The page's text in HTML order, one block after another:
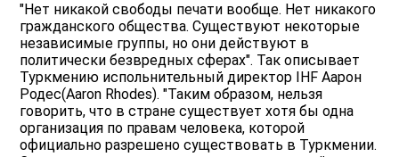
"Нет никакой свободы печати вообще. Нет никакого
гражданского общества. Существуют некоторые
независимые группы, но они действуют в
политически безвредных сферах". Так описывает
Туркмению испольнительный директор IHF Аарон
Родес(Aaron Rhodes). "Таким образом, нельзя
говорить, что в стране существует хотя бы одна
организация по правам человека, которой
официально разрешено существовать в Туркмении.